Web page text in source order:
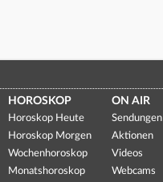
HOROSKOP
Horoskop Heute
Horoskop Morgen
Wochenhoroskop
Monatshoroskop
ON AIR
Sendungen
Aktionen
Videos
Webcams